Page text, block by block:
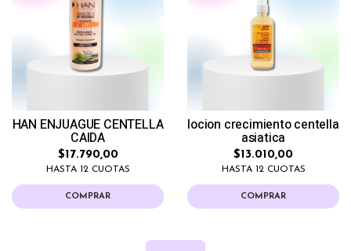
HAN ENJUAGUE CENTELLA
CAIDA
$17.790,00
HASTA 12 CUOTAS
COMPRAR
locion crecimiento centella
asiatica
$13.010,00
HASTA 12 CUOTAS
COMPRAR